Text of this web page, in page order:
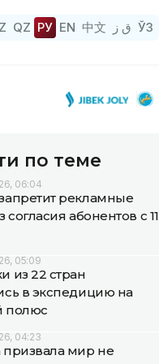
QZ РУ EN 中文 ق ز ЎЗ
по теме
06:04
рекламные
согласия абонентов с 11
05:09
из 22 стран
в экспедицию на
полюс
04:23
мир не